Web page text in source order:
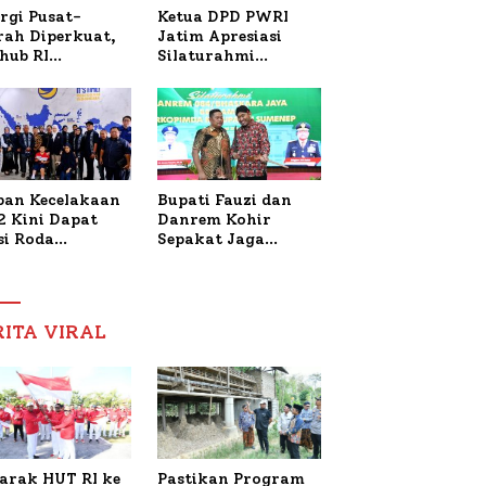
Pusat-
Diperkuat,
RI
Bahas
KM
Sentosa II
Ketua DPD PWRI
Jatim Apresiasi
Silaturahmi
dan PWRI, Sebut
Kemitraan Ideal
Polri-Pers
Kecelakaan
Kini Dapat
Roda
Nabil
Bupati Fauzi dan
Danrem Kohir
Sepakat Jaga
VIRAL
HUT RI ke
Pastikan Program